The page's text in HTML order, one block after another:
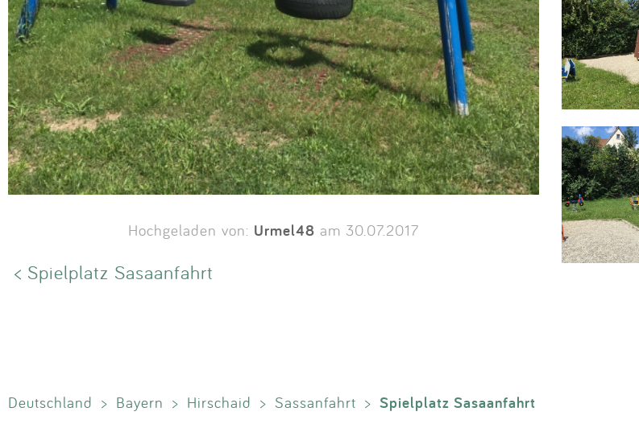
Hochgeladen von: Urmel48 am 30.07.2017
< Spielplatz Sasaanfahrt
Deutschland > Bayern > Hirschaid > Sassanfahrt > Spielplatz Sasaanfahrt